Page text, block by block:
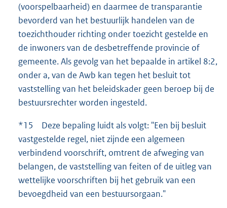
(voorspelbaarheid) en daarmee de transparantie
bevorderd van het bestuurlijk handelen van de
toezichthouder richting onder toezicht gestelde en
de inwoners van de desbetreffende provincie of
gemeente. Als gevolg van het bepaalde in artikel 8:2,
onder a, van de Awb kan tegen het besluit tot
vaststelling van het beleidskader geen beroep bij de
bestuursrechter worden ingesteld.
*15 Deze bepaling luidt als volgt: "Een bij besluit
vastgestelde regel, niet zijnde een algemeen
verbindend voorschrift, omtrent de afweging van
belangen, de vaststelling van feiten of de uitleg van
wettelijke voorschriften bij het gebruik van een
bevoegdheid van een bestuursorgaan."